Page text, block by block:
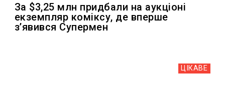
За $3,25 млн придбали на аукціоні
екземпляр коміксу, де вперше
зʼявився Супермен
ЦІКАВЕ